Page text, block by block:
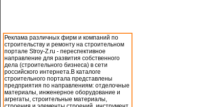
Реклама различных фирм и компаний по
строительству и ремонту на строительном
портале Stroy-Z.ru - переспективное
направление для развития собственного
дела (строительного бизнеса) в сети
российского интернета.В каталоге
строительного портала представлены
предприятия по направлениям: отделочные
материалы, инженерное оборудование и
агрегаты, строительные материалы,